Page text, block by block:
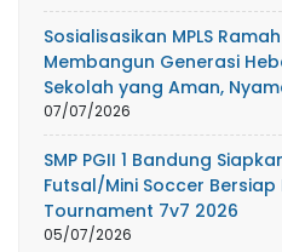
Sosialisasikan MPLS
Membangun Generasi
Sekolah yang Aman,
07/07/2026
SMP PGII 1 Bandung
Futsal/Mini Soccer
Tournament 7v7 2026
05/07/2026